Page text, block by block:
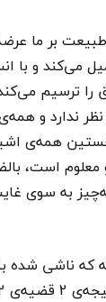
بر ما
و با
را ترسیم
ندارد و
است،
به سوی
ناشی شده